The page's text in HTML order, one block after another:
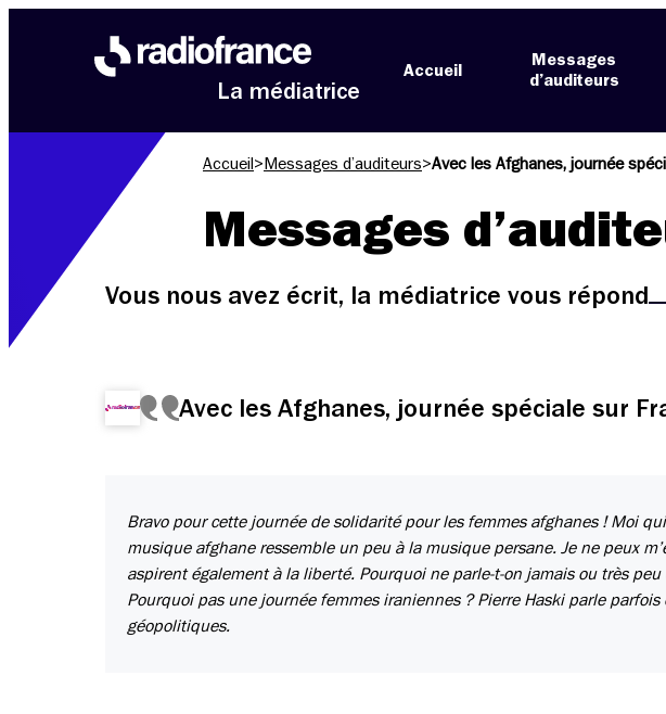
La médiatrice
Accueil
Messages
d’auditeurs
Accueil > Messages d’auditeurs>Avec les Afghanes, journée
Messages
Vous nous avez écrit, la médiatrice vous répond
Avec les Afghanes, journée spéciale sur
Bravo pour cette journée de solidarité pour les femmes afghanes ! Moi
musique afghane ressemble un peu à la musique persane. Je ne peux
aspirent également à la liberté. Pourquoi ne parle-t-on jamais ou très
Pourquoi pas une journée femmes iraniennes ? Pierre Haski parle parfois
géopolitiques.